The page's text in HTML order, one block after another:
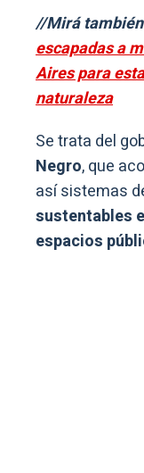
//Mirá
escapadas a
Aires para
naturaleza
Se trata del
Negro, que
así sistemas
sustentables
espacios